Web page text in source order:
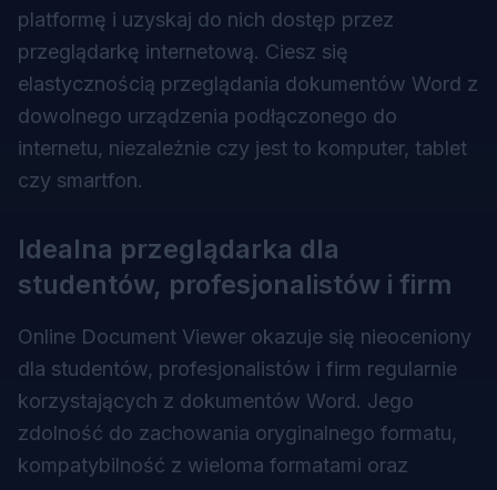
platformę i uzyskaj do nich dostęp przez
przeglądarkę internetową. Ciesz się
elastycznością przeglądania dokumentów Word z
dowolnego urządzenia podłączonego do
internetu, niezależnie czy jest to komputer, tablet
czy smartfon.
Idealna przeglądarka dla
studentów, profesjonalistów i firm
Online Document Viewer okazuje się nieoceniony
dla studentów, profesjonalistów i firm regularnie
korzystających z dokumentów Word. Jego
zdolność do zachowania oryginalnego formatu,
kompatybilność z wieloma formatami oraz